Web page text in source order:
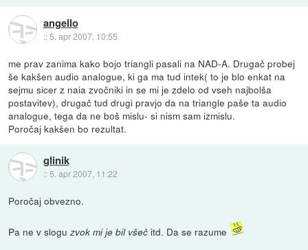
angello
::5. apr 2007, 10:55
me prav zanima kako bojo triangli pasali na NAD-A. Drugač probej
še kakšen audio analogue, ki ga ma tud intek( to je blo enkat na
sejmu sicer z naia zvočniki in se mi je zdelo od vseh najbolša
postavitev), drugač tud drugi pravjo da na triangle paše ta audio
analogue, tega da ne boš mislu- si nism sam izmislu.
Poročaj kakšen bo rezultat.
glinik
:: 5. apr 2007, 11:22
Poročaj obvezno.
Pa ne v sloguzvok mi je bil všeč itd. Da se razume